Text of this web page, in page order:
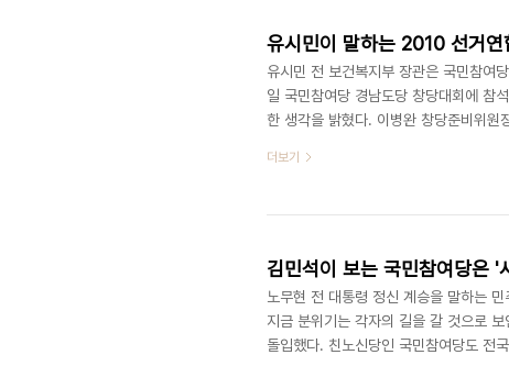
유시민이 말하는 2010 선거연
유시민 전 보건복지부 장관은 국민참여
일 국민참여당 경남도당 창당대회에 참
한 생각을 밝혔다. 이병완 창당준비위
독점구조를 깨뜨려야 한다. 1대 1로 맞
장은 내년 지방선거에 대해 '지방권력
더보기
김민석이 보는 국민참여당은 '
노무현 전 대통령 정신 계승을 말하는
지금 분위기는 각자의 길을 갈 것으로
돌입했다. 친노신당인 국민참여당도 전